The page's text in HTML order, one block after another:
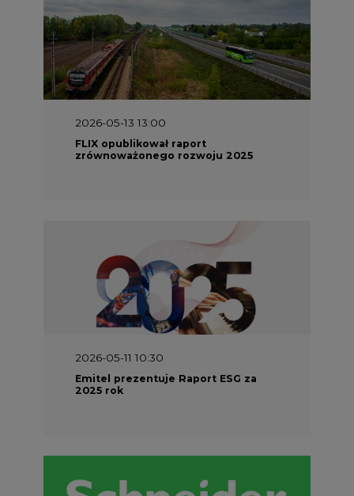
2026-05-13 13:00
FLIX opublikował raport
zrównoważonego rozwoju 2025
2026-05-11 10:30
Emitel prezentuje Raport ESG za
2025 rok